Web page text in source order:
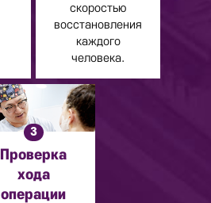
скоростью
восстановления
каждого
человека.
3
Проверка
хода
операции